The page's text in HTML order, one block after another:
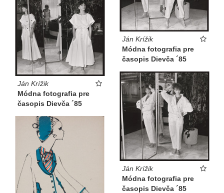
Ján Krížik
Módna fotografia pre
časopis Dievča ´85
Ján Krížik
Módna fotografia pre
časopis Dievča ´85
Ján Krížik
Módna fotografia pre
časopis Dievča ´85